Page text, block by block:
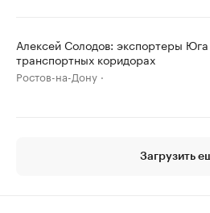
Алексей Солодов: экспортеры
транспортных коридорах
Ростов-на-Дону
Загрузить